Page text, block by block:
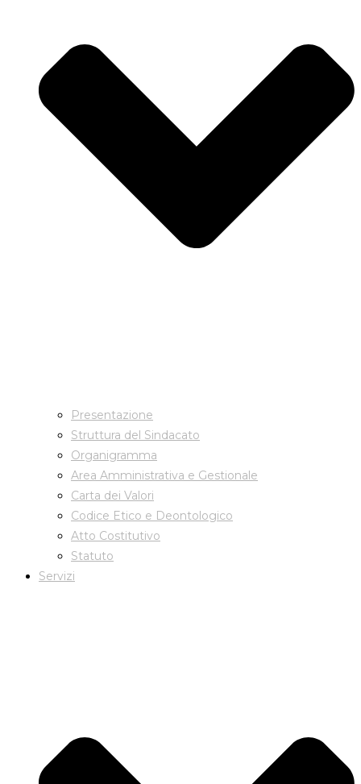
Presentazione
Struttura del Sindacato
Organigramma
Area Amministrativa e Gestionale
Carta dei Valori
Codice Etico e Deontologico
Atto Costitutivo
Statuto
Servizi